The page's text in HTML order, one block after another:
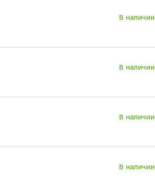
В наличии
В наличии
В наличии
В наличии